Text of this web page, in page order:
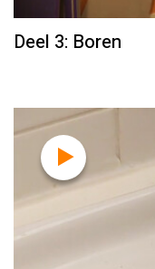
Deel 3: Boren